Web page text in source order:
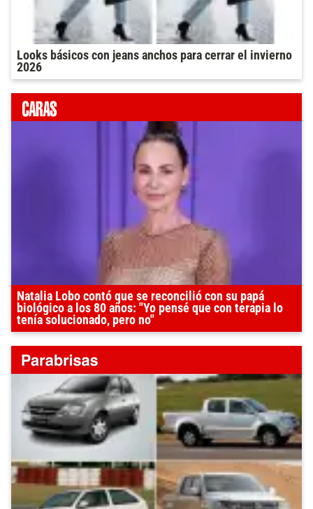
Looks básicos con jeans anchos para cerrar el invierno
2026
Natalia Lobo contó que se reconcilió con su papá
biológico a los 80 años: "Yo pensé que con terapia lo
tenía solucionado, pero no"